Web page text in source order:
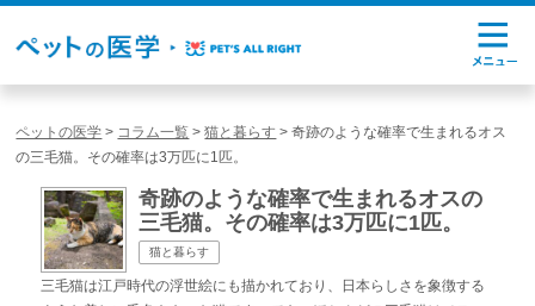
ペットの医学 > コラム一覧 >猫と暮らす >奇跡のような確率で生まれるオス
の三毛猫。その確率は3万匹に1匹。
奇跡のような確率で生まれるオスの
三毛猫。その確率は3万匹に1匹。
猫と暮らす
三毛猫は江戸時代の浮世絵にも描かれており、日本らしさを象徴する